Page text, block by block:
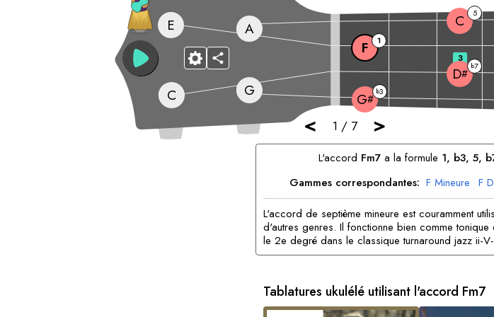
< 1 / 7 >
G G#
b3
C
D#
b7
E
F
1
A C 5
3
L'accord Fm7a la formule 1, b3, 5,
Gammes correspondantes: F Mineure F
C Mineure C Phrygien D
L'accord de septième mineure est couramment
d'autres genres. Il fonctionne bien comme
le 2e degré dans le classique turnaround jazz ii-
Tablatures ukulélé utilisant l'accord Fm7